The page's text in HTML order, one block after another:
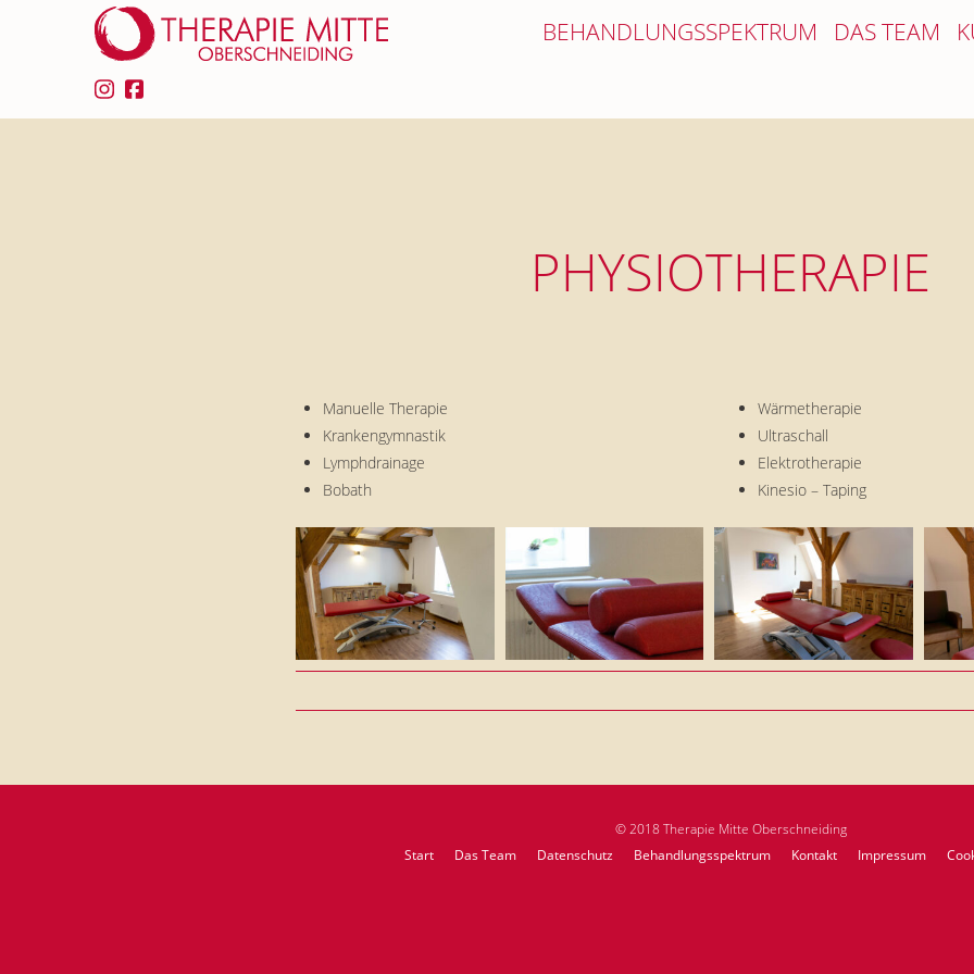
BEHANDLUNGSSPEKTRUM DAS TEAM
PHYSIOTHERAPIE
Manuelle Therapie
Krankengymnastik
Lymphdrainage
Bobath
Wärmetherapie
Ultraschall
Elektrotherapie
Kinesio – Taping
© 2018 Therapie Mitte Oberschneiding
Start
Das Team Datenschutz Behandlungsspektrum Kontakt Impressum